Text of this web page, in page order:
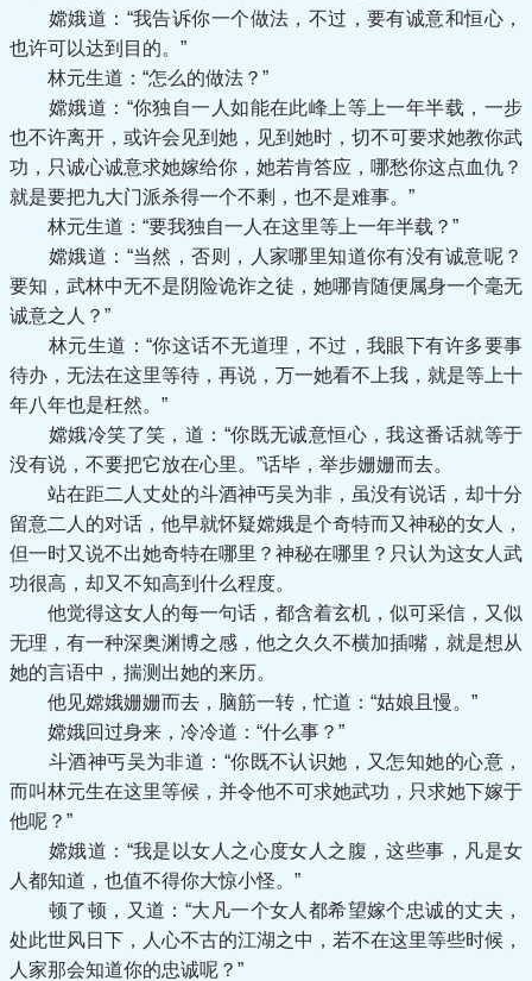
嫦娥道：“我告诉你一个做法，不过，要有诚意和恒心，
也许可以达到目的。”
林元生道：“怎么的做法？”
嫦娥道：“你独自一人如能在此峰上等上一年半载，一步
也不许离开，或许会见到她，见到她时，切不可要求她教你武
功，只诚心诚意求她嫁给你，她若肯答应，哪愁你这点血仇？
就是要把九大门派杀得一个不剩，也不是难事。”
林元生道：“要我独自一人在这里等上一年半载？”
嫦娥道：“当然，否则，人家哪里知道你有没有诚意呢？
要知，武林中无不是阴险诡诈之徒，她哪肯随便属身一个毫无
诚意之人？”
林元生道：“你这话不无道理，不过，我眼下有许多要事
待办，无法在这里等待，再说，万一她看不上我，就是等上十
年八年也是枉然。”
嫦娥冷笑了笑，道：“你既无诚意恒心，我这番话就等于
没有说，不要把它放在心里。”话毕，举步姗姗而去。
站在距二人丈处的斗酒神丐吴为非，虽没有说话，却十分
留意二人的对话，他早就怀疑嫦娥是个奇特而又神秘的女人，
但一时又说不出她奇特在哪里？神秘在哪里？只认为这女人武
功很高，却又不知高到什么程度。
他觉得这女人的每一句话，都含着玄机，似可采信，又似
无理，有一种深奥渊博之感，他之久久不横加插嘴，就是想从
她的言语中，揣测出她的来历。
他见嫦娥姗姗而去，脑筋一转，忙道：“姑娘且慢。”
嫦娥回过身来，冷冷道：“什么事？”
斗酒神丐吴为非道：“你既不认识她，又怎知她的心意，
而叫林元生在这里等候，并令他不可求她武功，只求她下嫁于
他呢？”
嫦娥道：“我是以女人之心度女人之腹，这些事，凡是女
人都知道，也值不得你大惊小怪。”
顿了顿，又道：“大凡一个女人都希望嫁个忠诚的丈夫，
处此世风日下，人心不古的江湖之中，若不在这里等些时候，
人家那会知道你的忠诚呢？”